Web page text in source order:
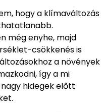
hogy a klímaváltozás
még enyhe, majd
csökkenés is
a növények
így a mi
hidegek előtt